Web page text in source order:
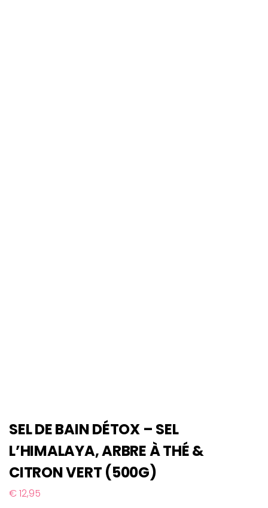
SEL DE BAIN DÉTOX – SEL
L’HIMALAYA, ARBRE À THÉ &
CITRON VERT (500G)
€12,95